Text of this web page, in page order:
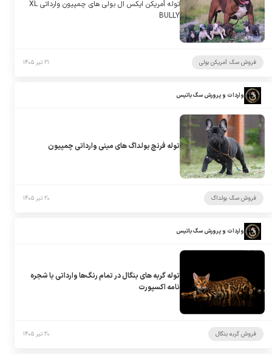
توله آمریکن ایکس ال بولی های چمپیون وارداتی XL
BULLY
فروش سگ آمریکن بولی ۲۱ تیر ۱۴۰۵
واردات و پرورش سگ باتیس
توله فرنچ بولداگ های مینی وارداتی چمپیون
فروش سگ بولداگ ۲۰ تیر ۱۴۰۵
واردات و پرورش سگ باتیس
توله گربه های بنگال در تمام رنگ‌ها وارداتی با شجره
نامه اکسپورت
فروش گربه بنگال ۲۰ تیر ۱۴۰۵